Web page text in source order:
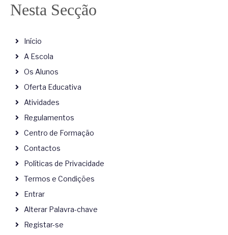
Nesta Secção
Início
A Escola
Os Alunos
Oferta Educativa
Atividades
Regulamentos
Centro de Formação
Contactos
Políticas de Privacidade
Termos e Condições
Entrar
Alterar Palavra-chave
Registar-se